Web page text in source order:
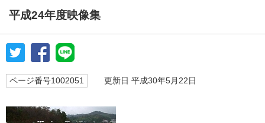
平成24年度映像集
ページ番号1002051 更新日 平成30年5月22日